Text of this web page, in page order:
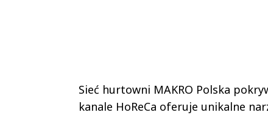
Sieć hurtowni MAKRO Polska
kanale HoReCa oferuje unikalne